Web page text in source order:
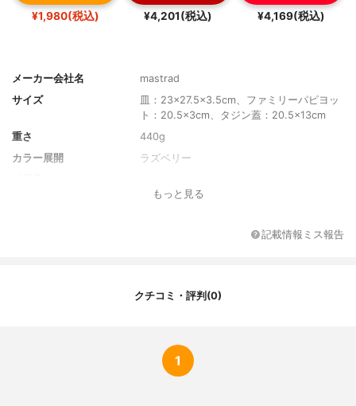
¥1,980(税込) ¥4,201(税込) ¥4,169(税込)
メーカー会社名
mastrad
サイズ
皿：23×27.5×3.5cm、ファミリーパピヨッ
ト：20.5×3cm、タジン蓋：20.5×13cm
重さ
440g
カラー展開
ラズベリー
もっと見る
記載情報ミス報告
クチコミ・評判(0)
1